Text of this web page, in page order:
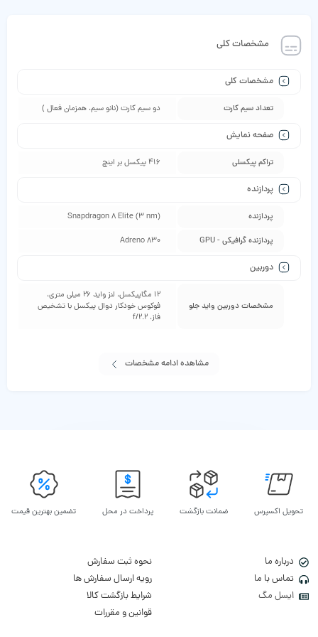
مشخصات کلی
مشخصات کلی
تعداد سیم کارت دو سیم کارت (نانو سیم، همزمان فعال )
صفحه نمایش
تراکم پیکسلی 416 پیکسل بر اینچ
پردازنده
پردازنده Snapdragon 8 Elite (3 nm)
پردازنده گرافیکی - GPU Adreno 830
دوربین
مشخصات دوربین واید جلو
12 مگاپیکسل، لنز واید 26 میلی‌ متری،
فوکوس خودکار دوال پیکسل با تشخیص
فاز، f/2.2
مشاهده ادامه مشخصات
تحویل اکسپرس ضمانت بازگشت پرداخت در محل تضمین بهترین قیمت
درباره ما
تماس با ما
ایسل مگ
نحوه ثبت سفارش
رویه ارسال سفارش ها
شرایط بازگشت کالا
قوانین و مقررات